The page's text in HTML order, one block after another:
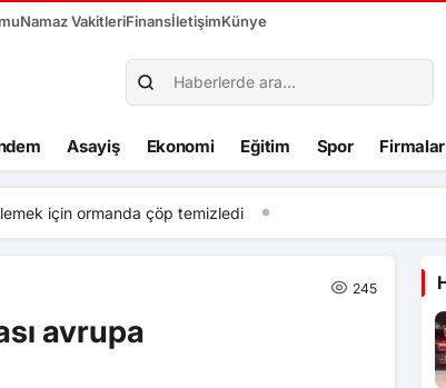
Namaz VakitleriFinansİletişimKünye
Asayiş Ekonomi Eğitim Spor Firmalar
için ormanda çöp temizledi
245
avrupa